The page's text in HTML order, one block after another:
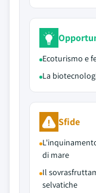
Ecoturismo e
La
Sfide
di mare
Il
selvatiche